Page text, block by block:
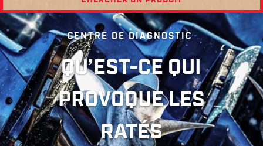
CENTRE DE DIAGNOSTIC
QU’EST-CE QUI
PROVOQUE LES
RATÉS